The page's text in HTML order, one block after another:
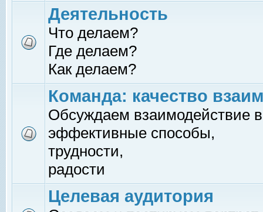
Деятельность
Что делаем?
Где делаем?
Как делаем?
Команда: качество
Обсуждаем взаимодействие
эффективные способы,
трудности,
радости
Целевая аудитория